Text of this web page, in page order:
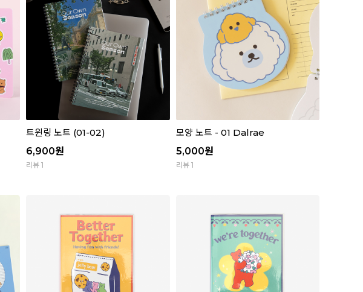
트윈링 노트 (01-02)
6,900원
리뷰 1
모양 노트 - 01 Dalrae
5,000원
리뷰 1